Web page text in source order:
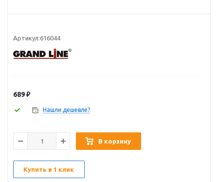
Артикул:616044
689₽
Нашли дешевле?
В корзину
Купить в 1 клик